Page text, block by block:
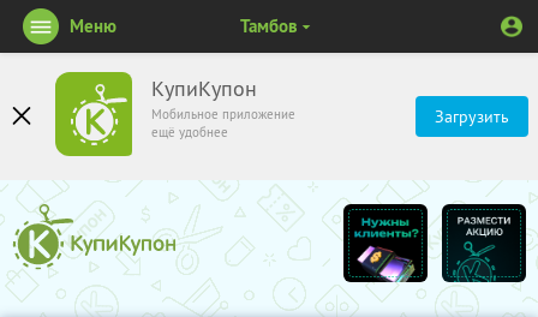
КупиКупон
Мобильное приложение
ещё удобнее
Загрузить
Меню Тамбов